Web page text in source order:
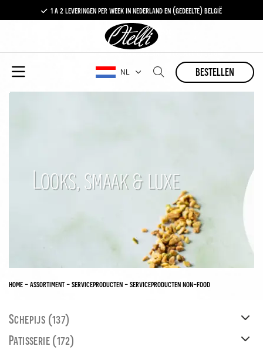
1 a 2 leveringen per week in nederland en (gedeelte) belgië
gratis levering vanaf €100,-
1 a 2 leveringen per week in nederland en (gedeelte) belgië
NL bestellen
Looks, smaak & luxe
home-assortiment-serviceproducten-serviceproducten non-food
Schepijs (137)
Patisserie(172)